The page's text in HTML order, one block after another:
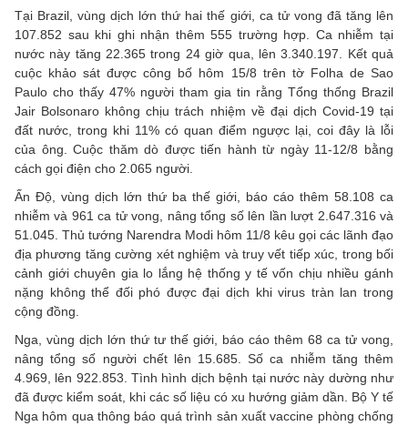
Tại Brazil, vùng dịch lớn thứ hai thế giới, ca tử vong đã tăng lên
107.852 sau khi ghi nhận thêm 555 trường hợp. Ca nhiễm tại
nước này tăng 22.365 trong 24 giờ qua, lên 3.340.197. Kết quả
cuộc khảo sát được công bố hôm 15/8 trên tờ Folha de Sao
Paulo cho thấy 47% người tham gia tin rằng Tổng thống Brazil
Jair Bolsonaro không chịu trách nhiệm về đại dịch Covid-19 tại
đất nước, trong khi 11% có quan điểm ngược lại, coi đây là lỗi
của ông. Cuộc thăm dò được tiến hành từ ngày 11-12/8 bằng
cách gọi điện cho 2.065 người.
Ấn Độ, vùng dịch lớn thứ ba thế giới, báo cáo thêm 58.108 ca
nhiễm và 961 ca tử vong, nâng tổng số lên lần lượt 2.647.316 và
51.045. Thủ tướng Narendra Modi hôm 11/8 kêu gọi các lãnh đạo
địa phương tăng cường xét nghiệm và truy vết tiếp xúc, trong bối
cảnh giới chuyên gia lo lắng hệ thống y tế vốn chịu nhiều gánh
nặng không thể đối phó được đại dịch khi virus tràn lan trong
cộng đồng.
Nga, vùng dịch lớn thứ tư thế giới, báo cáo thêm 68 ca tử vong,
nâng tổng số người chết lên 15.685. Số ca nhiễm tăng thêm
4.969, lên 922.853. Tình hình dịch bệnh tại nước này dường như
đã được kiểm soát, khi các số liệu có xu hướng giảm dần. Bộ Y tế
Nga hôm qua thông báo quá trình sản xuất vaccine phòng chống